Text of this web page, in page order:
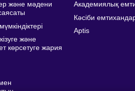
және мәдени
және
көрсетуге жария
Академиялық
Кәсіби
Aptis